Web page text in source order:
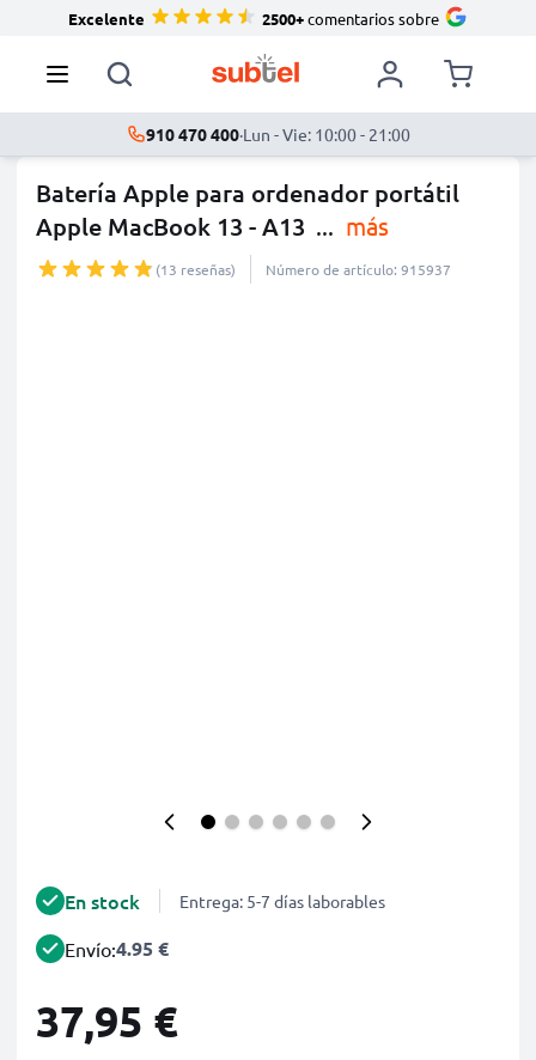
Excelente 2500+comentarios sobre
910 470 400·Lun - Vie: 10:00 - 21:00
Batería Apple para ordenador portátil
Apple MacBook 13 - A13 ... más
(13 reseñas) Número de artículo: 915937
En stock Entrega: 5-7 días laborables
Envío:4.95 €
37,95 €